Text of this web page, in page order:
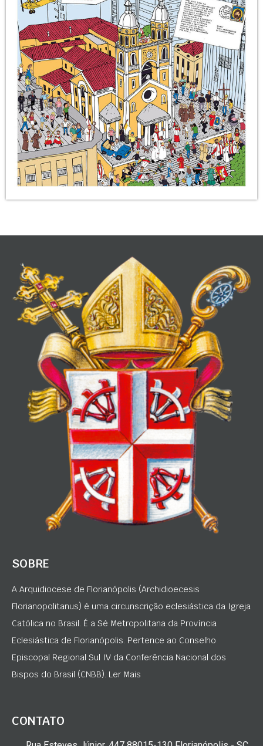
SOBRE
A Arquidiocese de Florianópolis (Archidioecesis
Florianopolitanus) é uma circunscrição eclesiástica da Igreja
Católica no Brasil. É a Sé Metropolitana da Província
Eclesiástica de Florianópolis. Pertence ao Conselho
Episcopal Regional Sul IV da Conferência Nacional dos
Bispos do Brasil (CNBB). Ler Mais
CONTATO